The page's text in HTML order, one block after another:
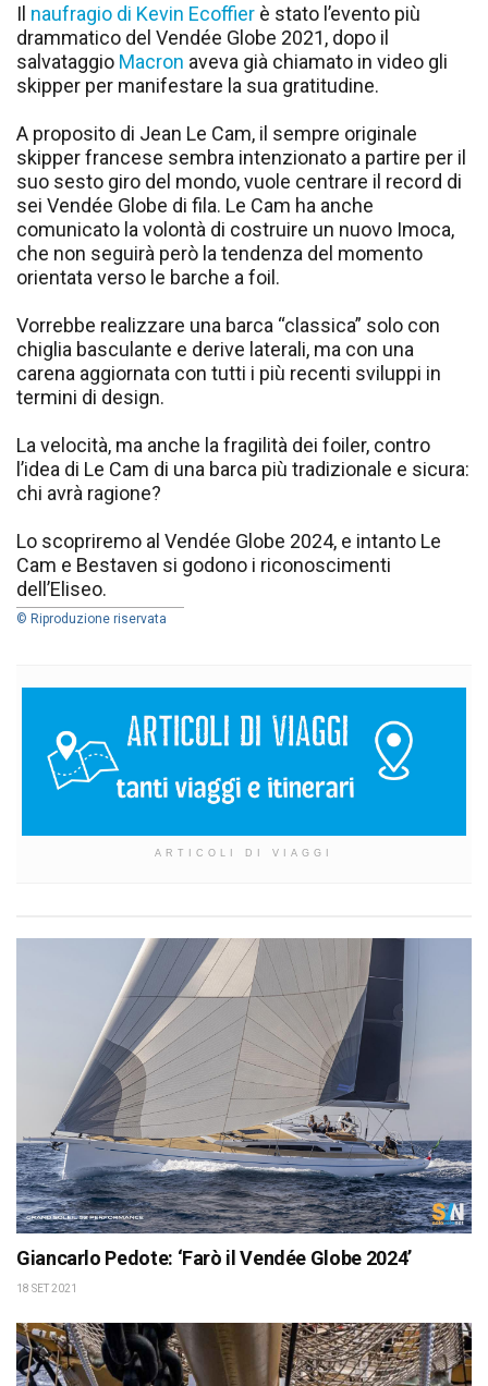
Il naufragio di Kevin Ecoffier è stato l’evento più
drammatico del Vendée Globe 2021, dopo il
salvataggio Macron aveva già chiamato in video gli
skipper per manifestare la sua gratitudine.
A proposito di Jean Le Cam, il sempre originale
skipper francese sembra intenzionato a partire per il
suo sesto giro del mondo, vuole centrare il record di
sei Vendée Globe di fila. Le Cam ha anche
comunicato la volontà di costruire un nuovo Imoca,
che non seguirà però la tendenza del momento
orientata verso le barche a foil.
Vorrebbe realizzare una barca “classica” solo con
chiglia basculante e derive laterali, ma con una
carena aggiornata con tutti i più recenti sviluppi in
termini di design.
La velocità, ma anche la fragilità dei foiler, contro
l’idea di Le Cam di una barca più tradizionale e sicura:
chi avrà ragione?
Lo scopriremo al Vendée Globe 2024, e intanto Le
Cam e Bestaven si godono i riconoscimenti
dell’Eliseo.
© Riproduzione riservata
ARTICOLI DI VIAGGI
Giancarlo Pedote: ‘Farò il Vendée Globe 2024’
18 SET 2021